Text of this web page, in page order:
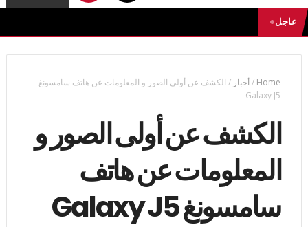
عاجل
Home
/أخبار / الكشف عن أولى الصور و المعلومات عن هاتف سامسونغ
Galaxy J5
الكشف عن أولى الصور و
المعلومات عن هاتف
سامسونغ Galaxy J5